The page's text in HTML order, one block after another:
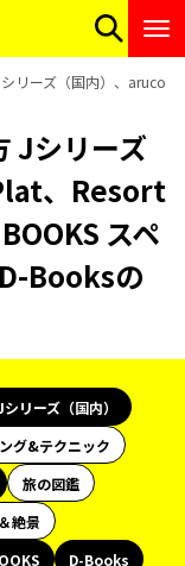
リーズ（国内）、aruco
Jシリーズ
、Resort
スペ
Booksの
リーズ（国内）
グ&テクニック
旅の図鑑
絶景
D-Books